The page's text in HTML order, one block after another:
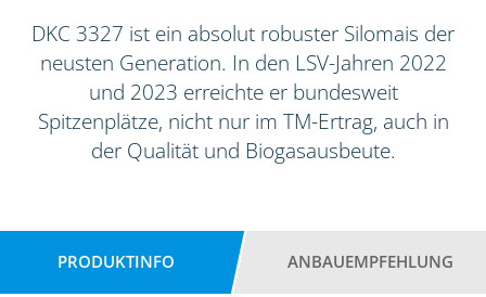
DKC 3327 ist ein absolut robuster Silomais der
neusten Generation. In den LSV-Jahren 2022
und 2023 erreichte er bundesweit
Spitzenplätze, nicht nur im TM-Ertrag, auch in
der Qualität und Biogasausbeute.
PRODUKTINFO ANBAUEMPFEHLUNG